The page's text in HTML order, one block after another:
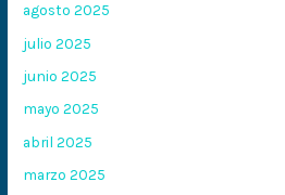
agosto 2025
julio 2025
junio 2025
mayo 2025
abril 2025
marzo 2025